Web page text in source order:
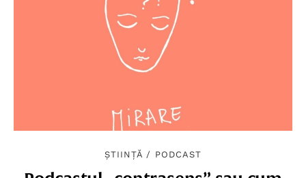
ȘTIINȚĂ / PODCAST